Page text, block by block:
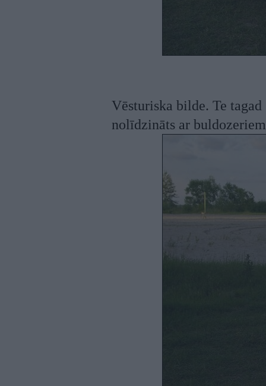
Vēsturiska bilde. Te
nolīdzināts ar